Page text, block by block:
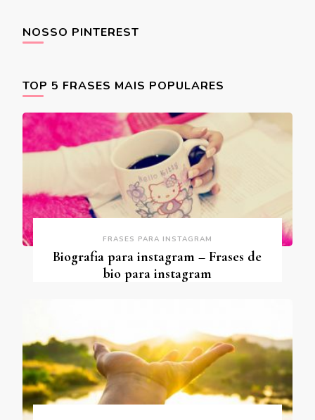
NOSSO PINTEREST
TOP 5 FRASES MAIS POPULARES
FRASES PARA INSTAGRAM
Biografia para instagram – Frases de
bio para instagram